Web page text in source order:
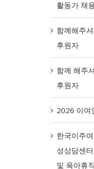
활동가 채
함께해주
후원자
함께 해주
후원자
2026 이여
한국이주
성상담센
및 육아휴